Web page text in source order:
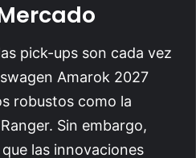
pick-ups son cada vez
Amarok 2027
robustos como la
Sin embargo,
las innovaciones